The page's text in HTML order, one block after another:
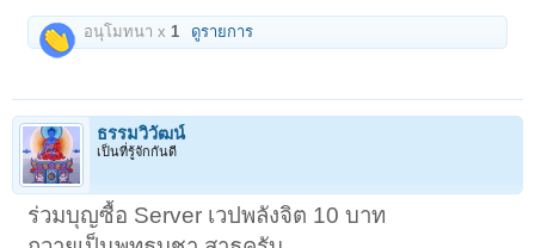
อนุโมทนา x 1 ดูรายการ
ธรรมวิวัฒน์
เป็นที่รู้จักกันดี
ร่วมบุญซื้อ Server เวปพลังจิต 10 บาท